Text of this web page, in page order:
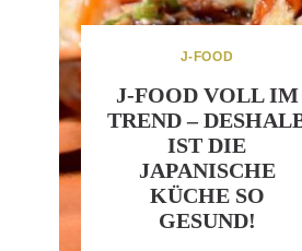
J-FOOD
J-FOOD VOLL IM
TREND –
IST DIE
JAPANISCHE
KÜCHE SO
GESUND!